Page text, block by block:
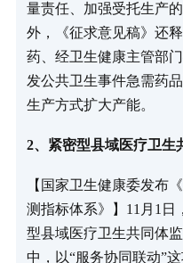
量责任、加强受托生产
外，《征求意见稿》还
药、经卫生健康主管部
发公共卫生事件急需药
生产方式扩大产能。
2、紧密型县域医疗卫生
【国家卫生健康委发布
测指标体系》】11月1
型县域医疗卫生共同体
中，以“服务协同联动”